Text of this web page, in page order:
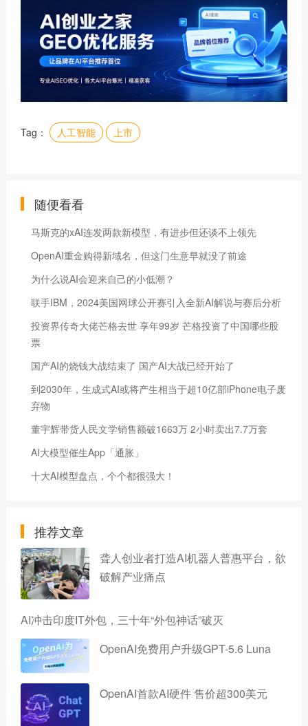
Tag： 人工智能 上市
随便看看
马斯克的xAI连发两款新模型，有进步但还谈不上领先
OpenAI重金购得新域名，但这门生意早就没了前途
为什么说AI会迎来自己的小低潮？
联手IBM，2024美国网球公开赛引入全新AI解说与赛后分析
投资界传奇大佬芒格去世 享年99岁 芒格投资了中国哪些股
票
国产AI的烧钱大战结束了 国产AI大战已经开始了
到2030年，生成式AI或将产生相当于超10亿部iPhone电子废
弃物
董宇辉带货人民文学销售额破1663万 2小时卖出7.7万套
AI大模型催生App「通胀」
十大AI模型盘点，个个都很强大！
推荐文章
聋人创业者打造AI机器人普惠平台，欲
破解产业痛点
AI冲击印度IT外包，三十年“外包神话”破灭
OpenAI免费用户升级GPT-5.6 Luna
OpenAI首款AI硬件 售价超300美元